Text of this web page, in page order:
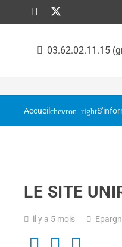
03.62.02.11.15
Accueil
LE SITE
il y a 5 mois